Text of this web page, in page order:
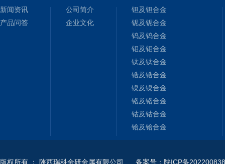
新闻资讯
产品问答
公司简介
企业文化
钽及钽合金
铌及铌合金
钨及钨合金
钼及钼合金
钛及钛合金
锆及锆合金
镍及镍合金
铬及铬合金
钴及钴合金
铪及铪合金
版权所有 ： 陕西瑞科金研金属有限公司 备案号：陕ICP备